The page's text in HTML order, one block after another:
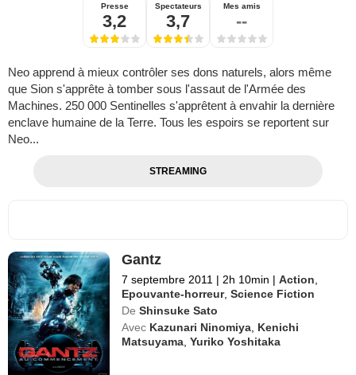
Presse
3,2
Spectateurs
3,7
Mes amis
--
Neo apprend à mieux contrôler ses dons naturels, alors même
que Sion s'apprête à tomber sous l'assaut de l'Armée des
Machines. 250 000 Sentinelles s'apprêtent à envahir la dernière
enclave humaine de la Terre. Tous les espoirs se reportent sur
Neo...
STREAMING
Gantz
7 septembre 2011 | 2h 10min | Action
Epouvante-horreur,Science Fiction
De Shinsuke Sato
Avec Kazunari Ninomiya Kenichi
Matsuyama ,Yuriko Yoshitaka